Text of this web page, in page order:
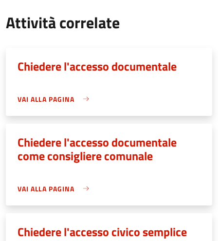
Attività correlate
Chiedere l'accesso documentale
VAI ALLA PAGINA
Chiedere l'accesso documentale
come consigliere comunale
VAI ALLA PAGINA
Chiedere l'accesso civico semplice